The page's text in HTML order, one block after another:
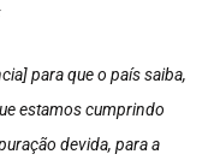
para que o país saiba,
estamos cumprindo
devida, para a